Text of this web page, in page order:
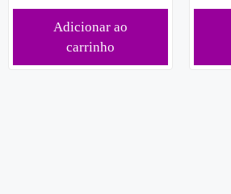
Adicionar ao
carrinho